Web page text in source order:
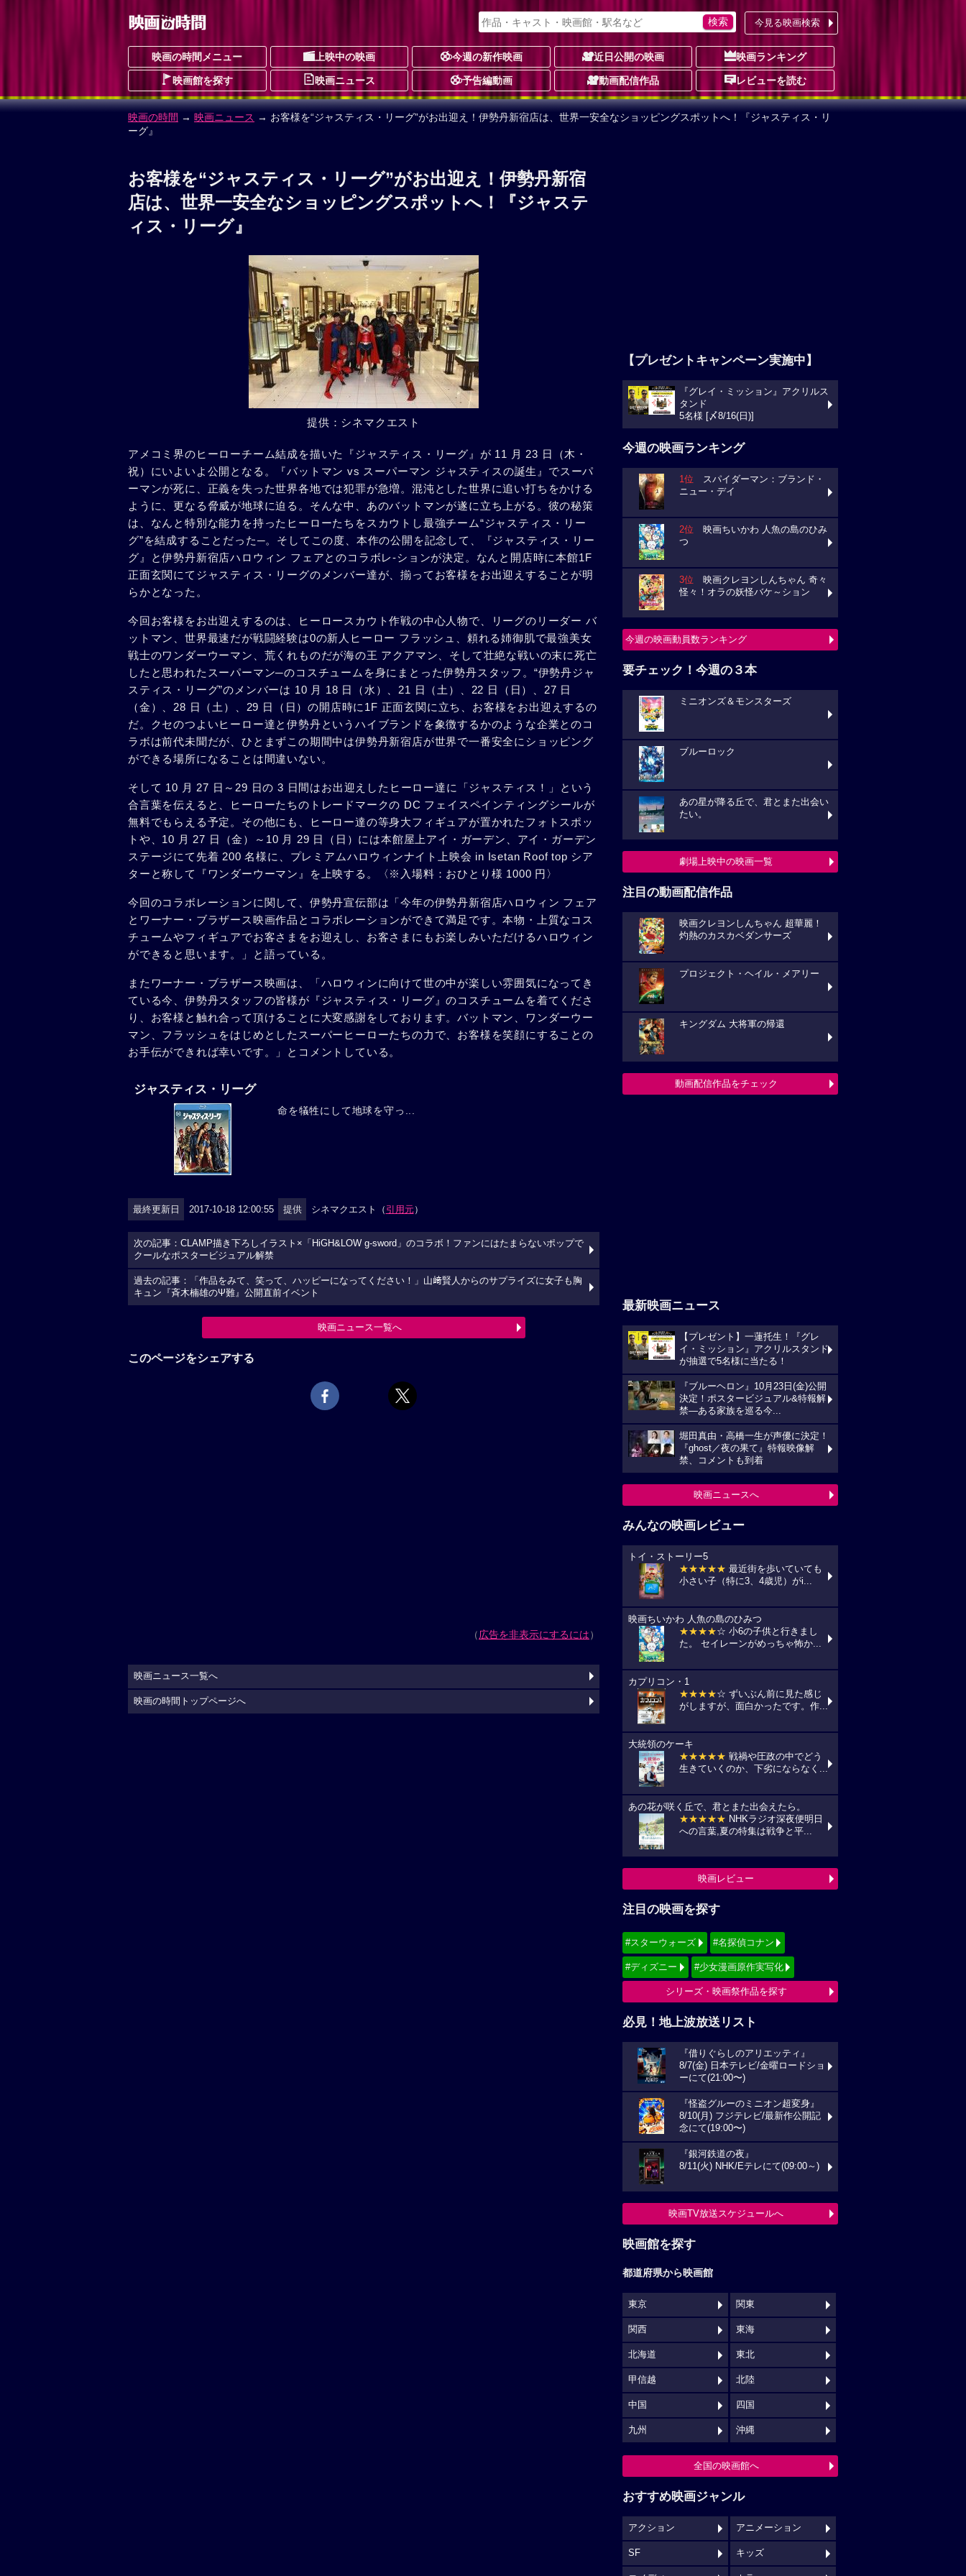
今見る映画検索
映画の時間メニュー 上映中の映画 今週の新作映画 近日公開の映画 映画ランキング
映画館を探す 映画ニュース 予告編動画 動画配信作品 レビューを読む
映画の時間 → 映画ニュース → お客様を“ジャスティス・リーグ”がお出迎え！伊勢丹新宿店は、世界一安全なショッピングスポットへ！『ジャスティス・リ
ーグ』
お客様を“ジャスティス・リーグ”がお出迎え！伊勢丹新宿
店は、世界一安全なショッピングスポットへ！『ジャステ
ィス・リーグ』
提供：シネマクエスト
アメコミ界のヒーローチーム結成を描いた『ジャスティス・リーグ』が 11 月 23 日（木・
祝）にいよいよ公開となる。『バットマン vs スーパーマン ジャスティスの誕生』でスーパ
ーマンが死に、正義を失った世界各地では犯罪が急増。混沌とした世界に追い打ちをかける
ように、更なる脅威が地球に迫る。そんな中、あのバットマンが遂に立ち上がる。彼の秘策
は、なんと特別な能力を持ったヒーローたちをスカウトし最強チーム“ジャスティス・リー
グ”を結成することだった─。そしてこの度、本作の公開を記念して、『ジャスティス・リー
グ』と伊勢丹新宿店ハロウィン フェアとのコラボレ-ションが決定。なんと開店時に本館1F
正面玄関にてジャスティス・リーグのメンバー達が、揃ってお客様をお出迎えすることが明
らかとなった。
今回お客様をお出迎えするのは、ヒーロースカウト作戦の中心人物で、リーグのリーダー バ
ットマン、世界最速だが戦闘経験は0の新人ヒーロー フラッシュ、頼れる姉御肌で最強美女
戦士のワンダーウーマン、荒くれものだが海の王 アクアマン、そして壮絶な戦いの末に死亡
したと思われたスーパーマン─のコスチュームを身にまとった伊勢丹スタッフ。“伊勢丹ジャ
スティス・リーグ”のメンバーは 10 月 18 日（水）、21 日（土）、22 日（日）、27 日
（金）、28 日（土）、29 日（日）の開店時に1F 正面玄関に立ち、お客様をお出迎えするの
だ。クセのつよいヒーロー達と伊勢丹というハイブランドを象徴するかのような企業とのコ
ラボは前代未聞だが、ひとまずこの期間中は伊勢丹新宿店が世界で一番安全にショッピング
ができる場所になることは間違いない。
そして 10 月 27 日～29 日の 3 日間はお出迎えしたヒーロー達に「ジャスティス！」という
合言葉を伝えると、ヒーローたちのトレードマークの DC フェイスペインティングシールが
無料でもらえる予定。その他にも、ヒーロー達の等身大フィギュアが置かれたフォトスポッ
トや、10 月 27 日（金）～10 月 29 日（日）には本館屋上アイ・ガーデン、アイ・ガーデン
ステージにて先着 200 名様に、プレミアムハロウィンナイト上映会 in Isetan Roof top シア
ターと称して『ワンダーウーマン』を上映する。〈※入場料：おひとり様 1000 円〉
今回のコラボレーションに関して、伊勢丹宣伝部は「今年の伊勢丹新宿店ハロウィン フェア
とワーナー・ブラザース映画作品とコラボレーションができて満足です。本物・上質なコス
チュームやフィギュアでお客さまをお迎えし、お客さまにもお楽しみいただけるハロウィン
ができると思います。」と語っている。
またワーナー・ブラザース映画は、「ハロウィンに向けて世の中が楽しい雰囲気になってき
ている今、伊勢丹スタッフの皆様が『ジャスティス・リーグ』のコスチュームを着てくださ
り、お客様と触れ合って頂けることに大変感謝をしております。バットマン、ワンダーウー
マン、フラッシュをはじめとしたスーパーヒーローたちの力で、お客様を笑顔にすることの
お手伝ができれば幸いです。」とコメントしている。
ジャスティス・リーグ
命を犠牲にして地球を守っ...
最終更新日 2017-10-18 12:00:55 提供 シネマクエスト（ 引用元）
次の記事：CLAMP描き下ろしイラスト×「HiGH&LOW g-sword」のコラボ！ファンにはたまらないポップで
クールなポスタービジュアル解禁
過去の記事：「作品をみて、笑って、ハッピーになってください！」山﨑賢人からのサプライズに女子も胸
キュン『斉木楠雄のΨ難』公開直前イベント
映画ニュース一覧へ
このページをシェアする
（広告を非表示にするには）
【プレゼントキャンペーン実施中】
『グレイ・ミッション』アクリルス
タンド
5名様 [〆8/16(日)]
今週の映画ランキング
1位 スパイダーマン：ブランド・
ニュー・デイ
2位 映画ちいかわ 人魚の島のひみ
つ
3位 映画クレヨンしんちゃん 奇々
怪々！オラの妖怪バケ～ション
今週の映画動員数ランキング
要チェック！今週の３本
ミニオンズ＆モンスターズ
ブルーロック
あの星が降る丘で、君とまた出会い
たい。
劇場上映中の映画一覧
注目の動画配信作品
映画クレヨンしんちゃん 超華麗！
灼熱のカスカベダンサーズ
プロジェクト・ヘイル・メアリー
キングダム 大将軍の帰還
動画配信作品をチェック
最新映画ニュース
【プレゼント】一蓮托生！『グレ
イ・ミッション』アクリルスタンド
が抽選で5名様に当たる！
『ブルーヘロン』10月23日(金)公開
決定！ポスタービジュアル&特報解
禁―ある家族を巡る今...
堀田真由・高橋一生が声優に決定！
『ghost／夜の果て』特報映像解
禁、コメントも到着
映画ニュースへ
みんなの映画レビュー
トイ・ストーリー5
★★★★★ 最近街を歩いていても
小さい子（特に3、4歳児）がi...
映画ちいかわ 人魚の島のひみつ
★★★★☆ 小6の子供と行きまし
た。 セイレーンがめっちゃ怖か...
カプリコン・1
★★★★☆ ずいぶん前に見た感じ
がしますが、面白かったです。作...
大統領のケーキ
★★★★★ 戦禍や圧政の中でどう
生きていくのか、下劣にならなく...
あの花が咲く丘で、君とまた出会えたら。
★★★★★ NHKラジオ深夜便明日
への言葉,夏の特集は戦争と平...
映画レビュー
注目の映画を探す
#スターウォーズ #名探偵コナン
#ディズニー #少女漫画原作実写化
シリーズ・映画祭作品を探す
必見！地上波放送リスト
『借りぐらしのアリエッティ』
8/7(金) 日本テレビ/金曜ロードショ
ーにて(21:00〜)
『怪盗グルーのミニオン超変身』
8/10(月) フジテレビ/最新作公開記
念にて(19:00〜)
『銀河鉄道の夜』
8/11(火) NHK/Eテレにて(09:00～)
映画TV放送スケジュールへ
映画館を探す
都道府県から映画館
東京 関東
関西 東海
北海道 東北
甲信越 北陸
中国 四国
九州 沖縄
全国の映画館へ
おすすめ映画ジャンル
アクション アニメーション
SF キッズ
映画ニュース一覧へ
映画の時間トップページへ